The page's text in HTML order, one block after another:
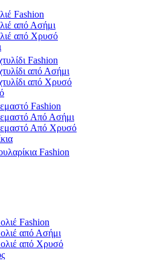
Fashion
από Ασήμι
από Χρυσό
Fashion
από Ασήμι
από Χρυσό
Fashion
Από Ασήμι
Από Χρυσό
Fashion
Fashion
από Ασήμι
από Χρυσό